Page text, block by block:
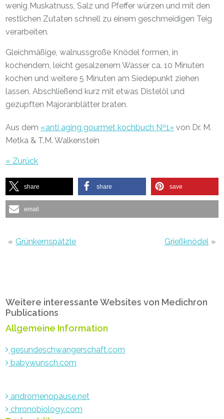
wenig Muskatnuss, Salz und Pfeffer würzen und mit den
restlichen Zutaten schnell zu einem geschmeidigen Teig
verarbeiten.
Gleichmäßige, walnussgroße Knödel formen, in
kochendem, leicht gesalzenem Wasser ca. 10 Minuten
kochen und weitere 5 Minuten am Siedepunkt ziehen
lassen. Abschließend kurz mit etwas Distelöl und
gezupften Majoranblätter braten.
Aus dem «anti aging gourmet kochbuch Nº1» von Dr. M.
Metka & T.M. Walkenstein
« Zurück
share share save
email
« Grünkernspätzle Grießknödel »
Sidebar
Weitere interessante Websites von Medichron
Publications
Allgemeine Information
gesundeschwangerschaft.com
babywunsch.com
andromenopause.net
chronobiology.com